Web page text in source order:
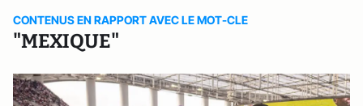
CONTENUS EN RAPPORT AVEC LE MOT-CLE
"MEXIQUE"